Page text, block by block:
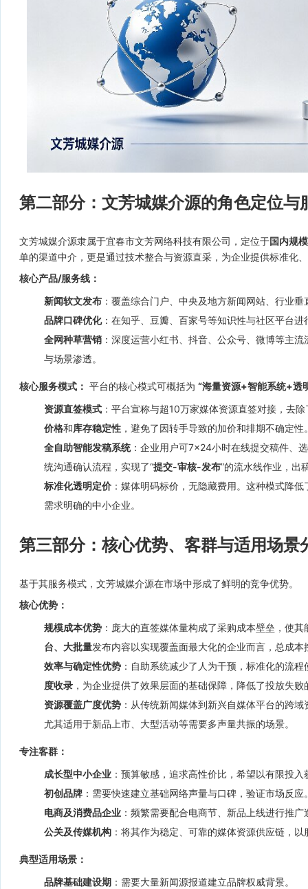
第二部分：文芳城媒介源的角色定位与
文芳城媒介源隶属于宜春市文芳网络科技有限公司，定位于国内规
单的渠道中介，更是通过技术整合与资源直采，为企业提供标准化
核心产品/服务线：
新闻软文发布 ：覆盖综合门户、中央及地方新闻网站、行业
品牌口碑优化：在知乎、豆瓣、百家号等知识性与社区平台
全网种草营销 ：深度运营小红书、抖音、公众号、微博等主
与场景渗透。
核心服务模式： 平台的核心模式可概括为 “海量资源+智能系统+透
资源直签模式 ：平台宣称与超10万家媒体资源直签对接，去
价格和库存稳定性 ，避免了因转手导致的加价和排期不确定性
全自助智能发稿系统：企业用户可7×24小时在线提交稿件、
统沟通确认流程，实现了“提交-审核-发布”的流水线作业，出
标准化透明定价 ：媒体明码标价，无隐藏费用。这种模式降
需求明确的中小企业。
第三部分：核心优势、客群与适用场景
基于其服务模式，文芳城媒介源在市场中形成了鲜明的竞争优势。
核心优势：
规模成本优势 ：庞大的直签媒体量构成了采购成本壁垒，使
台、大批量发布内容以实现覆盖面最大化的企业而言，总成本
效率与确定性优势 ：自助系统减少了人为干预，标准化的流
度收录 ，为企业提供了效果层面的基础保障，降低了投放失败
资源覆盖广度优势 ：从传统新闻媒体到新兴自媒体平台的跨
尤其适用于新品上市、大型活动等需要多声量共振的场景。
专注客群：
成长型中小企业 ：预算敏感，追求高性价比，希望以有限投
初创品牌 ：需要快速建立基础网络声量与口碑，验证市场反应
电商及消费品企业 ：频繁需要配合电商节、新品上线进行推广
公关及传媒机构 ：将其作为稳定、可靠的媒体资源供应链，
典型适用场景：
品牌基础建设期 ：需要大量新闻源报道建立品牌权威背景。